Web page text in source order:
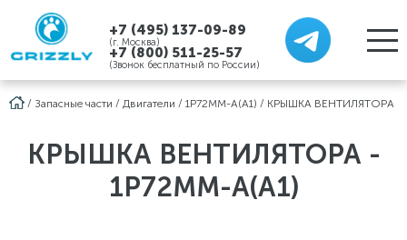
+7 (495) 137-09-89
(г. Москва)
+7 (800) 511-25-57
(Звонок бесплатный по России)
/ Запасные части / Двигатели / 1P72MM-A(A1) / КРЫШКА ВЕНТИЛЯТОРА
КРЫШКА ВЕНТИЛЯТОРА -
1P72MM-A(A1)